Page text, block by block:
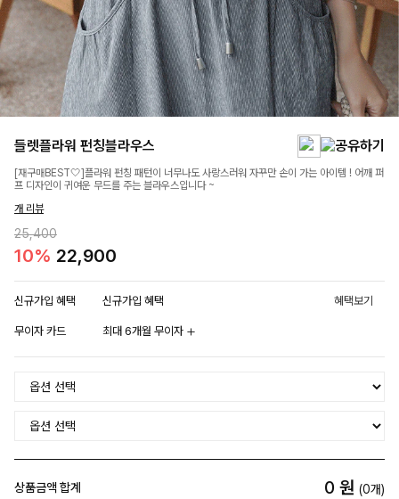
들렛플라워 펀칭블라우스
[재구매BEST🤍]플라워 펀칭 패턴이 너무나도 사랑스러워 자꾸만 손이 가는 아이템 ! 어깨 퍼
프 디자인이 귀여운 무드를 주는 블라우스입니다 ~
개 리뷰
25,400
10% 22,900
신규가입 혜택 신규가입 혜택 혜택보기
무이자 카드 최대 6개월 무이자
상품금액 합계 0 원 (0개)